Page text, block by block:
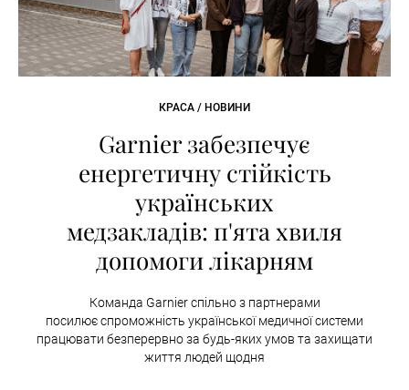
КРАСА / НОВИНИ
Garnier забезпечує
енергетичну стійкість
українських
медзакладів: п'ята хвиля
допомоги лікарням
Команда Garnier спільно з партнерами
посилює спроможність української медичної системи
працювати безперервно за будь-яких умов та захищати
життя людей щодня